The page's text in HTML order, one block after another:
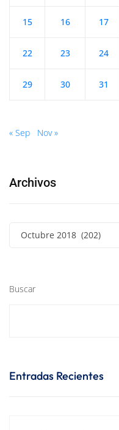
15 16 17
22 23 24
29 30 31
« Sep Nov »
Archivos
Octubre 2018 (202)
Buscar
Entradas Recientes